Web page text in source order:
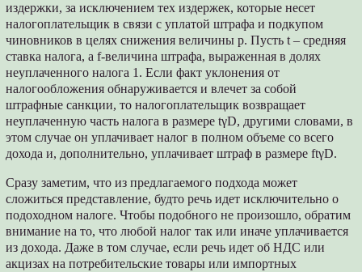
издержки, за исключением тех издержек, которые несет
налогоплательщик в связи с уплатой штрафа и подкупом
чиновников в целях снижения величины p. Пусть t – средняя
ставка налога, а f-величина штрафа, выраженная в долях
неуплаченного налога 1. Если факт уклонения от
налогообложения обнаруживается и влечет за собой
штрафные санкции, то налогоплательщик возвращает
неуплаченную часть налога в размере tγD, другими словами, в
этом случае он уплачивает налог в полном объеме со всего
дохода и, дополнительно, уплачивает штраф в размере ftγD.
Сразу заметим, что из предлагаемого подхода может
сложиться представление, будто речь идет исключительно о
подоходном налоге. Чтобы подобного не произошло, обратим
внимание на то, что любой налог так или иначе уплачивается
из дохода. Даже в том случае, если речь идет об НДС или
акцизах на потребительские товары или импортных